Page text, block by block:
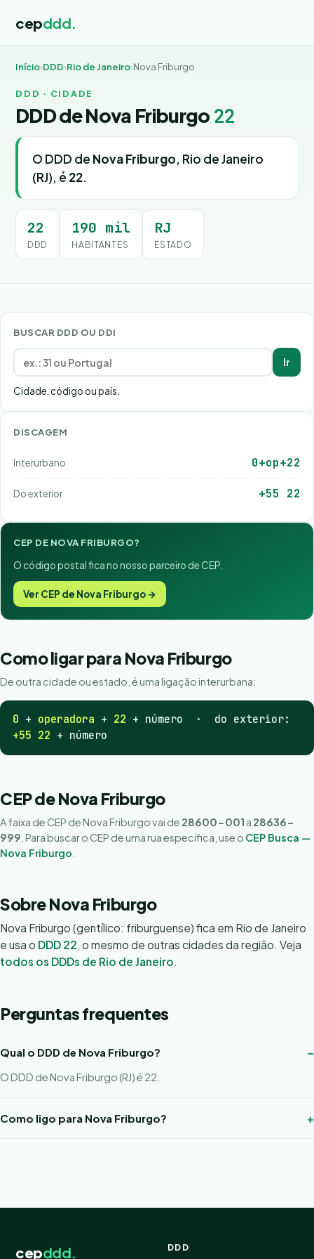
cepddd.
Início›DDD›Rio de Janeiro›Nova Friburgo
DDD · CIDADE
DDD de Nova Friburgo 22
O DDD de Nova Friburgo, Rio de Janeiro
(RJ), é 22.
22
DDD
190 mil
HABITANTES
RJ
ESTADO
BUSCAR DDD OU DDI
Ir
Cidade, código ou país.
DISCAGEM
Interurbano 0+op+22
Do exterior +55 22
CEP DE NOVA FRIBURGO?
O código postal fica no nosso parceiro de CEP.
Ver CEP de Nova Friburgo →
Como ligar para Nova Friburgo
De outra cidade ou estado, é uma ligação interurbana:
0 + operadora + 22 + número · do exterior:
+55 22 + número
CEP de Nova Friburgo
A faixa de CEP de Nova Friburgo vai de 28600-001 a 28636-
999 . Para buscar o CEP de uma rua específica, use o CEP Busca —
Nova Friburgo
Sobre Nova Friburgo
Nova Friburgo (gentílico: friburguense) fica em Rio de Janeiro
e usa o DDD 22, o mesmo de outras cidades da região. Veja
todos os DDDs de Rio de Janeiro.
Perguntas frequentes
Qual o DDD de Nova Friburgo?
O DDD de Nova Friburgo (RJ) é 22.
Como ligo para Nova Friburgo?
cepddd. DDD